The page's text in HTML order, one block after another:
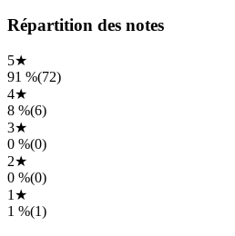
Répartition des notes
5★
91 %(72)
4★
8 %(6)
3★
0 %(0)
2★
0 %(0)
1 ★
1 %(1)